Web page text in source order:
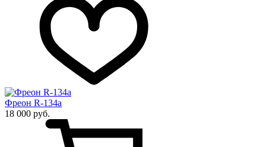
Фреон R-134a
18 000 руб.